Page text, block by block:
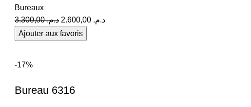
Bureaux
د.م.3.300,00 د.م.
Ajouter aux favoris
-17%
Bureau 6316